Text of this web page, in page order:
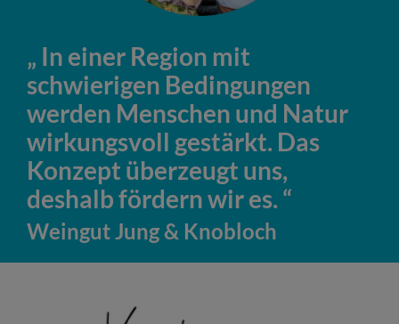
In einer Region mit
schwierigen Bedingungen
werden Menschen und Natur
wirkungsvoll gestärkt. Das
Konzept überzeugt uns,
deshalb fördern wir es.
Weingut Jung & Knobloch